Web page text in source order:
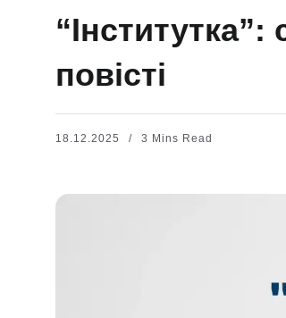
повісті
18.12.2025 3 Mins Read